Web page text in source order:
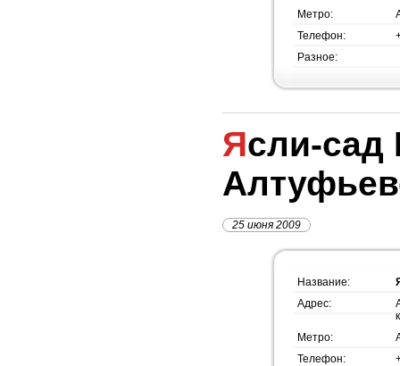
Метро:
Телефон:
Разное:
Ясли-сад №1178, метро
25 июня 2009
Название:
Адрес:
Метро:
Телефон: